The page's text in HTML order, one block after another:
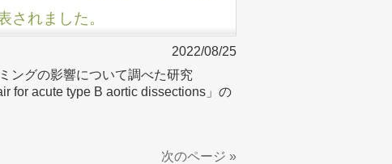
されました。
2022/08/25
ングの影響について調べた研究
for acute type B aortic dissections」の
次のページ »